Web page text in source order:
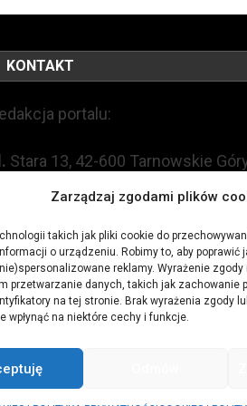
Zarządzaj zgodami plików
takich jak pliki cookie do
o urządzeniu. Robimy to, aby poprawić
reklamy. Wyrażenie
przetwarzanie danych, takich jak zachowanie
na tej stronie. Brak wyrażenia zgody
wpłynąć na niektóre cechy i funkcje.
KONTAKT
portalu:
Stara 13, 42-600 Tarnowskie
+48 509 547 822
redakcja@czytamiwiem.pl
biuro@czytamiwiem.pl